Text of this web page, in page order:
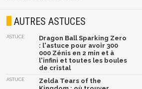
AUTRES ASTUCES
ASTUCE
Dragon Ball Sparking Zero
: l'astuce pour avoir 300
000 Zénis en 2 min et à
l'infini et toutes les boules
de cristal
ASTUCE
Zelda Tears of the